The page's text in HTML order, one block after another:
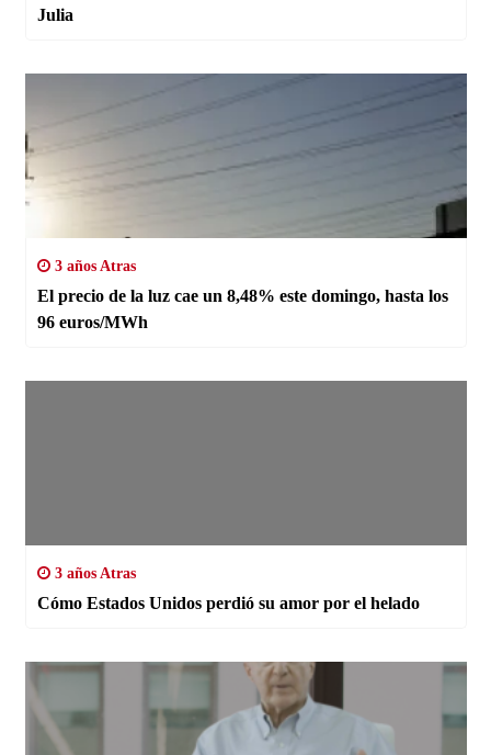
Julia
3 años Atras
El precio de la luz cae un 8,48% este domingo, hasta los
96 euros/MWh
3 años Atras
Cómo Estados Unidos perdió su amor por el helado